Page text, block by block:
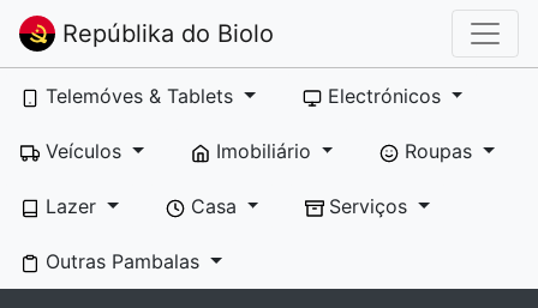
Repúblika do Biolo
Telemóves & Tablets Electrónicos
Veículos Imobiliário Roupas
Lazer Casa Serviços
Outras Pambalas